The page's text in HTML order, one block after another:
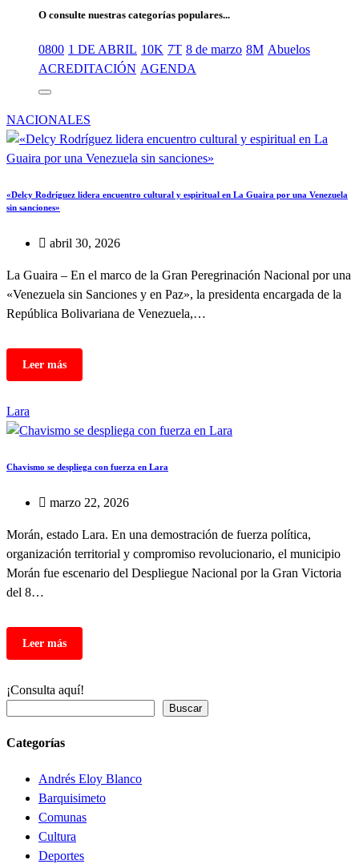
O consulte nuestras categorías populares...
0800 1 DE ABRIL 10K 7T 8 de marzo 8M Abuelos
ACREDITACIÓN AGENDA
NACIONALES
«Delcy Rodríguez lidera encuentro cultural y espiritual en La Guaira por una Venezuela
sin sanciones»
abril 30, 2026
La Guaira – En el marco de la Gran Peregrinación Nacional por una
«Venezuela sin Sanciones y en Paz», la presidenta encargada de la
República Bolivariana de Venezuela,…
Lara
Chavismo se despliega con fuerza en Lara
marzo 22, 2026
Morán, estado Lara. En una demostración de fuerza política,
organización territorial y compromiso revolucionario, el municipio
Morán fue escenario del Despliegue Nacional por la Gran Victoria
del 8…
¡Consulta aquí!
Buscar
Categorías
Andrés Eloy Blanco
Barquisimeto
Comunas
Cultura
Deportes